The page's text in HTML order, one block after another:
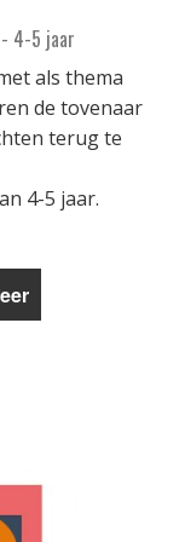
- 4-5 jaar
als thema
de tovenaar
terug te
4-5 jaar.